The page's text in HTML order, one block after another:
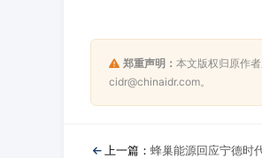
郑重声明： 本文版权归原作
cidr@chinaidr.com。
上一篇： 蜂巢能源回应宁德时